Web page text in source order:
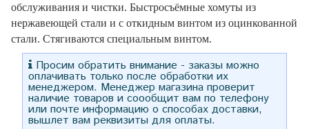
обслуживания и чистки. Быстросъёмные хомуты из
нержавеющей стали и с откидным винтом из оцинкованной
стали. Стягиваются специальным винтом.
Просим обратить внимание - заказы можно
оплачивать только после обработки их
менеджером. Менеджер магазина проверит
наличие товаров и соообщит вам по телефону
или почте информацию о способах доставки,
вышлет вам реквизиты для оплаты.